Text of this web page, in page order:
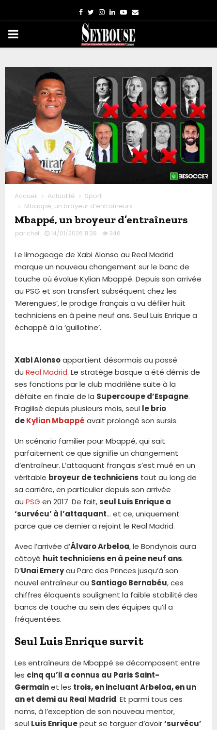
Facebook
TwitterInstagram
LinkedinYoutube
Email
PRIMARY
Accueil Actualité
Sport
Mbappé, un broyeur d’entraîneurs
Mbappé, un broyeur d’entraîneurs
par chef 14/01/2026 11:38 346
Le limogeage de Xabi Alonso au Real Madrid
marque un nouveau changement sur le banc de
touche où évolue Kylian Mbappé. Depuis son arrivée
au PSG et son transfert subséquent chez les
‘Merengues’, le prodige français a vu défiler huit
techniciens en à peine neuf ans. Seul Luis Enrique a
échappé à la ‘guillotine’.
Xabi Alonsoappartient désormais au passé
du Real Madrid. Le stratège basque a été démis de
ses fonctions par le club madrilène suite à la
défaite en finale de la Supercoupe d’Espagne.
Fragilisé depuis plusieurs mois, seul le brio
deKylian Mbappé avait prolongé son sursis.
Un scénario familier pour Mbappé, qui sait
parfaitement ce que signifie un changement
d’entraîneur. L’attaquant français s’est mué en un
véritable broyeur de techniciens tout au long de
sa carrière, en particulier depuis son arrivée
au PSG en 2017. De fait,seul Luis Enrique a
‘survécu’ à l’attaquant… et ce, uniquement
parce que ce dernier a rejoint le Real Madrid.
Avec l’arrivée d’Álvaro Arbeloa, le Bondynois aura
côtoyé huit techniciens en à peine neuf ans.
D’Unai Emeryau Parc des Princes jusqu’à son
nouvel entraîneur au Santiago Bernabéu, ces
chiffres éloquents soulignent la faible stabilité des
bancs de touche au sein des équipes qu’il a
fréquentées.
Seul Luis Enrique survit
Les entraîneurs de Mbappé se décomposent entre
les cinq qu’il a connus au Paris Saint-
Germainet les trois, en incluant Arbeloa, en un
an et demi au Real Madrid. Et parmi tous ces
noms, à l’exception de son nouveau mentor,
seul Luis Enriquepeut se targuer d’avoir‘survécu’